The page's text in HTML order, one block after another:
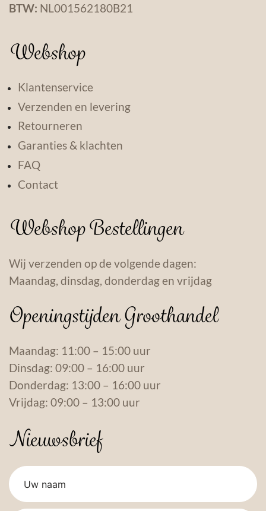
BTW: NL001562180B21
Webshop
Klantenservice
Verzenden en levering
Retourneren
Garanties & klachten
FAQ
Contact
Webshop Bestellingen
Wij verzenden op de volgende dagen:
Maandag, dinsdag, donderdag en vrijdag
Openingstijden Groothandel
Maandag: 11:00 – 15:00 uur
Dinsdag: 09:00 – 16:00 uur
Donderdag: 13:00 – 16:00 uur
Vrijdag: 09:00 – 13:00 uur
Nieuwsbrief